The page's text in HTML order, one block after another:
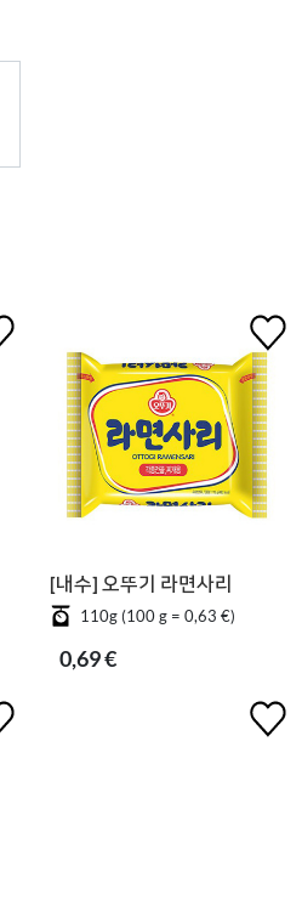
[내수] 오뚜기 라면사리
110g (100 g = 0,63 €)
0,69 €